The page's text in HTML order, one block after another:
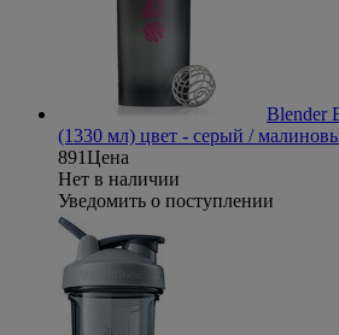
Blender
(1330 мл) цвет - серый /
891Цена
Нет в наличии
Уведомить о поступлении